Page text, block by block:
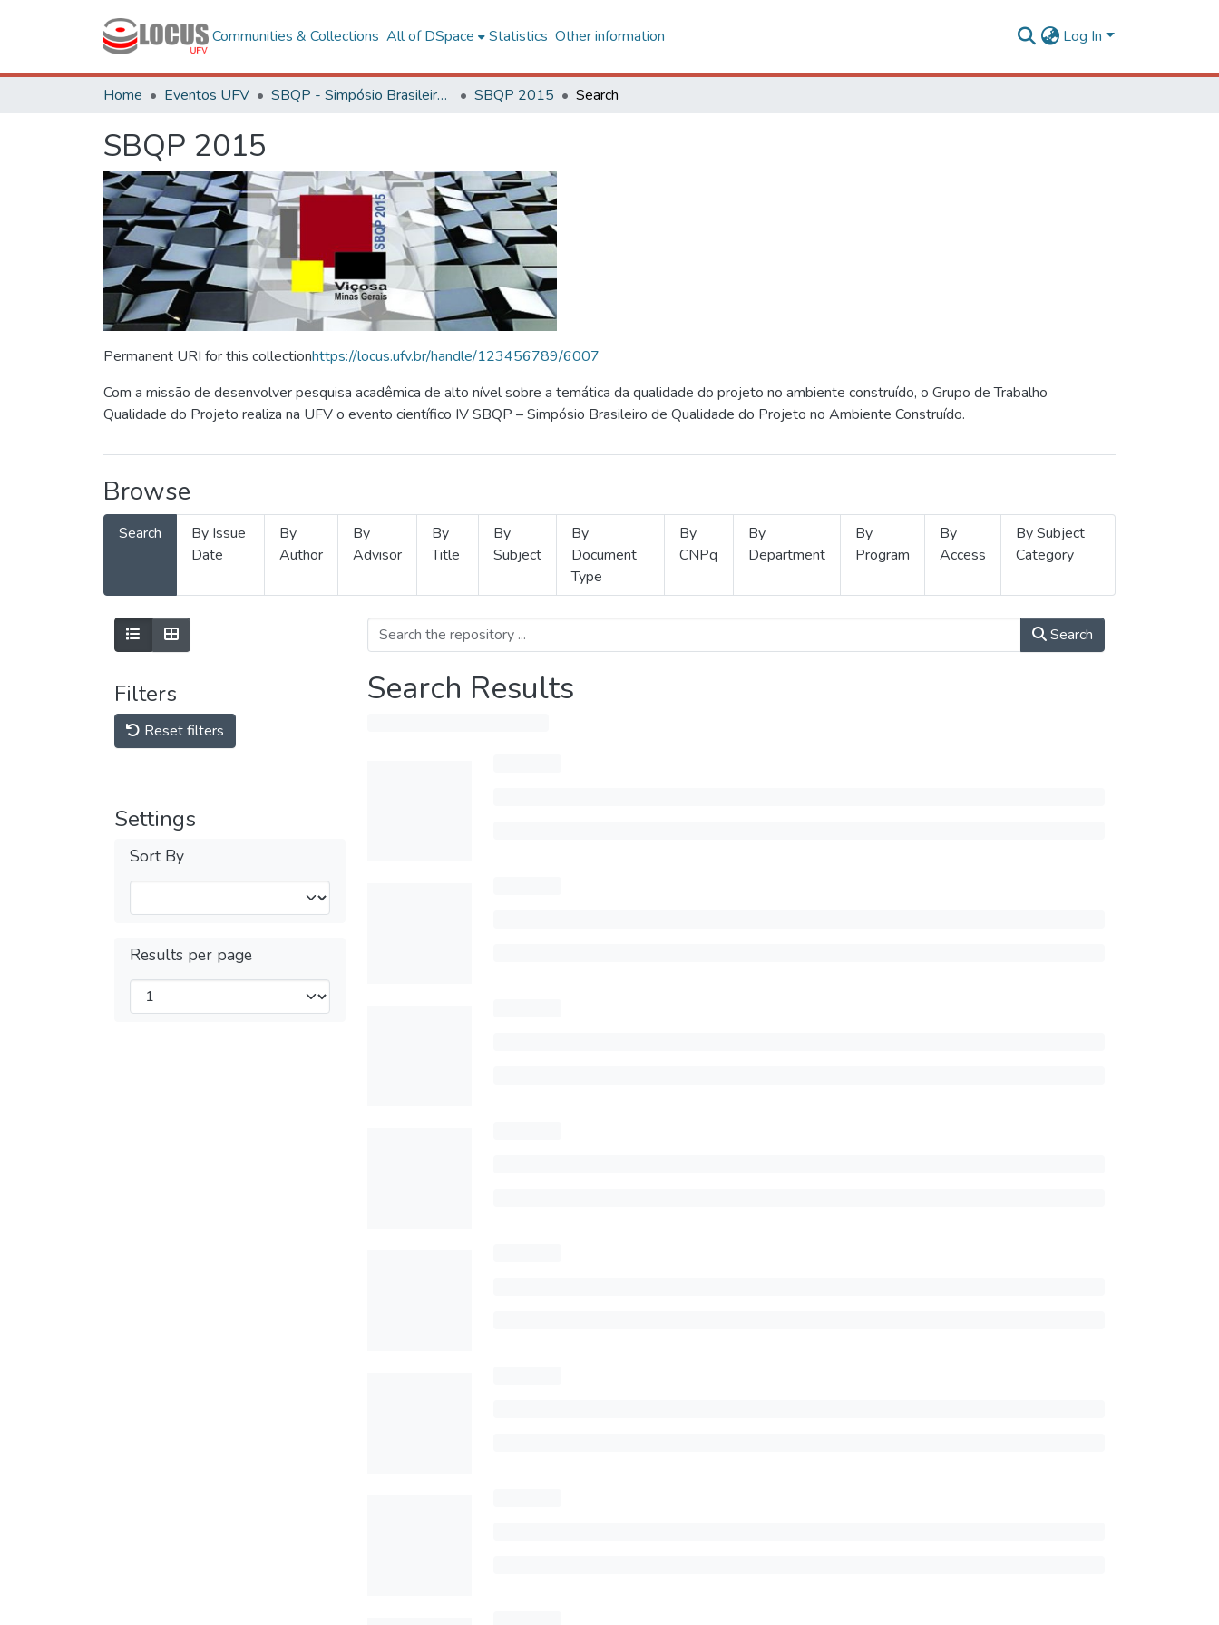
Communities & Collections All of DSpace Statistics Other information Log In
Home Eventos UFV SBQP - Simpósio Brasileiro de Qualidade do Projeto no Ambiente Construído SBQP 2015 Search
SBQP 2015
Permanent URI for this collectionhttps://locus.ufv.br/handle/123456789/6007
Com a missão de desenvolver pesquisa acadêmica de alto nível sobre a temática da qualidade do projeto no ambiente construído, o Grupo de Trabalho
Qualidade do Projeto realiza na UFV o evento científico IV SBQP – Simpósio Brasileiro de Qualidade do Projeto no Ambiente Construído.
Browse
Search
By Issue
Date
By
Author
By
Advisor
By
Title
By
Subject
By
Document
Type
By
CNPq
By
Department
By
Program
By
Access
By Subject
Category
Filters
Reset filters
Settings
Sort By
Results per page
Search
Search Results